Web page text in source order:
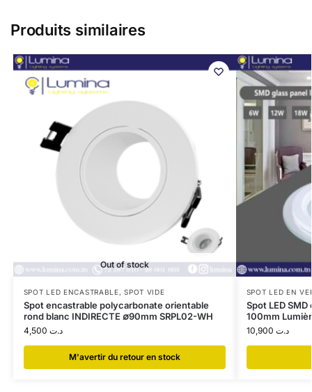
Produits similaires
Out of stock
SPOT LED ENCASTRABLE,SPOT VIDE
Spot encastrable polycarbonate orientable
rond blanc INDIRECTE ∅90mm SRPL02-WH
د.ت
​M'avertir du retour en stock
SPOT LED EN
Spot LED
100mm
د.ت